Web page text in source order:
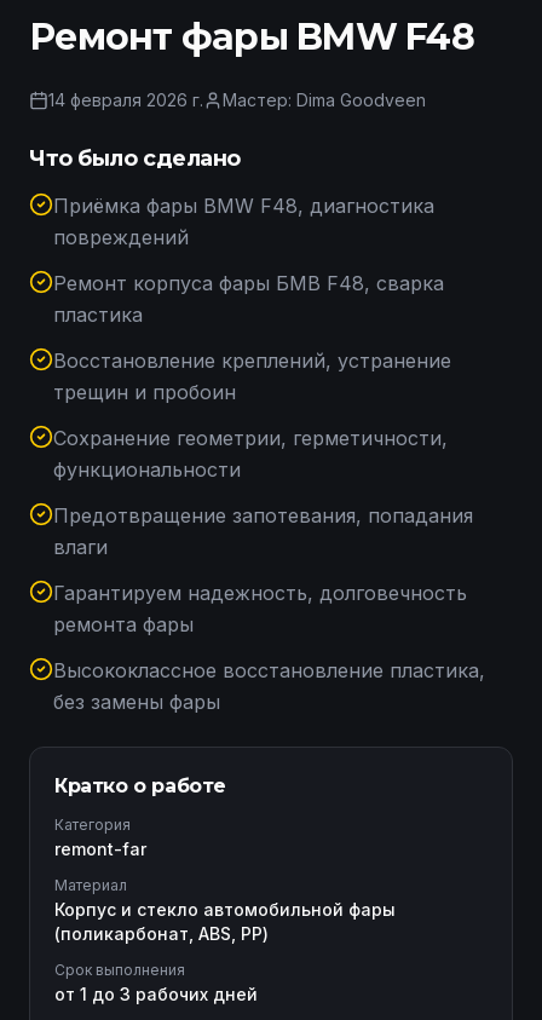
Ремонт фары BMW F48
14 февраля 2026 г. Мастер: Dima Goodveen
Что было сделано
Приёмка фары BMW F48, диагностика
повреждений
Ремонт корпуса фары БМВ F48, сварка
пластика
Восстановление креплений, устранение
трещин и пробоин
Сохранение геометрии, герметичности,
функциональности
Предотвращение запотевания, попадания
влаги
Гарантируем надежность, долговечность
ремонта фары
Высококлассное восстановление пластика,
без замены фары
Кратко о работе
Категория
remont-far
Материал
Корпус и стекло автомобильной фары
(поликарбонат, ABS, PP)
Срок выполнения
от 1 до 3 рабочих дней